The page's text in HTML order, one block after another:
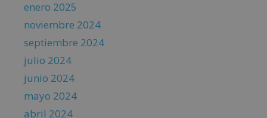
enero 2025
noviembre 2024
septiembre 2024
julio 2024
junio 2024
mayo 2024
abril 2024